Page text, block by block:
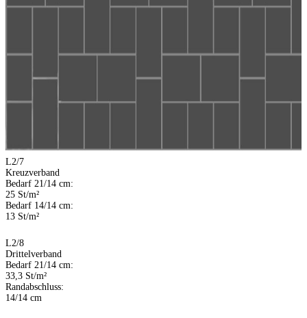
L2/7
Kreuzverband
Bedarf 21/14 cm:
25 St/m²
Bedarf 14/14 cm:
13 St/m²
L2/8
Drittelverband
Bedarf 21/14 cm:
33,3 St/m²
Randabschluss:
14/14 cm